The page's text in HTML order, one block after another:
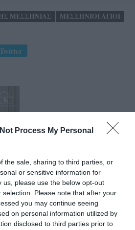
Process My Personal
the sale, sharing to third parties, or
or sensitive information for
us, please use the below opt-out
Please note that after your
you may continue seeing
on personal information utilized by
disclosed to third parties prior to
ΜΕΣΣΗΝΙΑΣ ΜΕΣΣΗΝΙΟΙ ΑΓΙΟΙ
Twitter